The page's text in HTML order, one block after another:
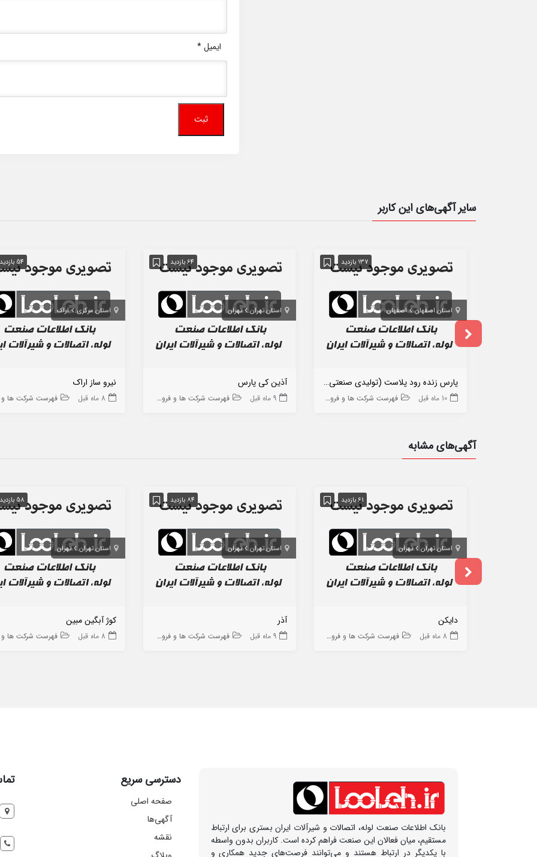
ایمیل*
سایر آگهی‌های این کاربر
137 بازدید
استان اصفهان اصفهان
پارس زنده رود پلاست (تولیدی صنعتی کمال پایمرد)
10 ماه قبل فهرست شرکت ها و فروشگاه ها
64 بازدید
استان تهران تهران
آذین کی پارس
9 ماه قبل فهرست شرکت ها و فروشگاه ها
54 بازدید
استان مرکزی اراک
نیرو ساز اراک
8 ماه قبل فهرست شرکت ها و
آگهی‌های مشابه
61 بازدید
استان تهران تهران
دایکن
8 ماه قبل فهرست شرکت ها و فروشگاه ها
84 بازدید
استان تهران تهران
آذر
9 ماه قبل فهرست شرکت ها و فروشگاه ها
58 بازدید
استان تهران تهران
کوژ آبگین مبین
8 ماه قبل فهرست شرکت ها و
بانک اطلاعات صنعت لوله، اتصالات و شیرآلات ایران بستری برای ارتباط
مستقیم، میان فعالان این صنعت فراهم کرده است. کاربران بدون واسطه
با یکدیگر در ارتباط هستند و می‌توانند فرصت‌های جدید همکاری و
دسترسی سریع
صفحه اصلی
آگهی‌ها
نقشه